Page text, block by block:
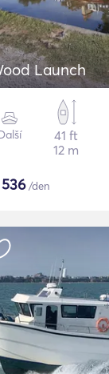
Launch
41 ft
12 m
536/den